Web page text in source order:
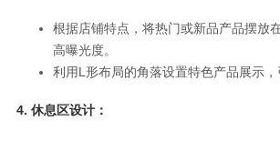
根据店铺特点，将热门或新品产品摆放
高曝光度。
利用L形布局的角落设置特色产品展示，
4. 休息区设计：